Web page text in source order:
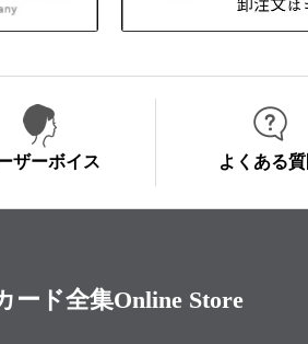
ザーボイス よくある質
ード全集Online Store